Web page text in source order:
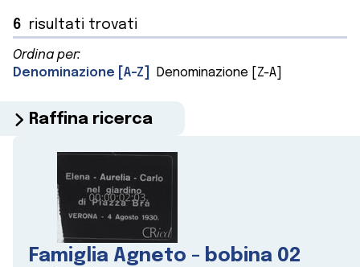
6 risultati trovati
Ordina per:
Denominazione [A-Z]
Denominazione [Z-A]
Raffina ricerca
Famiglia Agneto - bobina 02